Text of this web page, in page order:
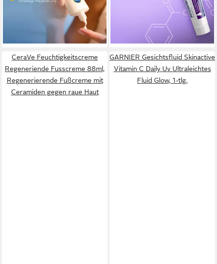
(349,75 €/ 1 l)
lieferbar - in 2-3 Werktagen bei dir
Talg & Entzündungen, Mit
BPO (Benzoylperoxid),
Dermatologisch getestet
39,99 €
lieferbar - in 3-4 Werktagen bei dir
CeraVe Feuchtigkeitscreme
Regeneriende Fusscreme 88ml,
Regenerierende Fußcreme mit
Ceramiden gegen raue Haut
GARNIER Gesichtsfluid Skinactive
Vitamin C Daily Uv Ultraleichtes
Fluid Glow, 1-tlg.